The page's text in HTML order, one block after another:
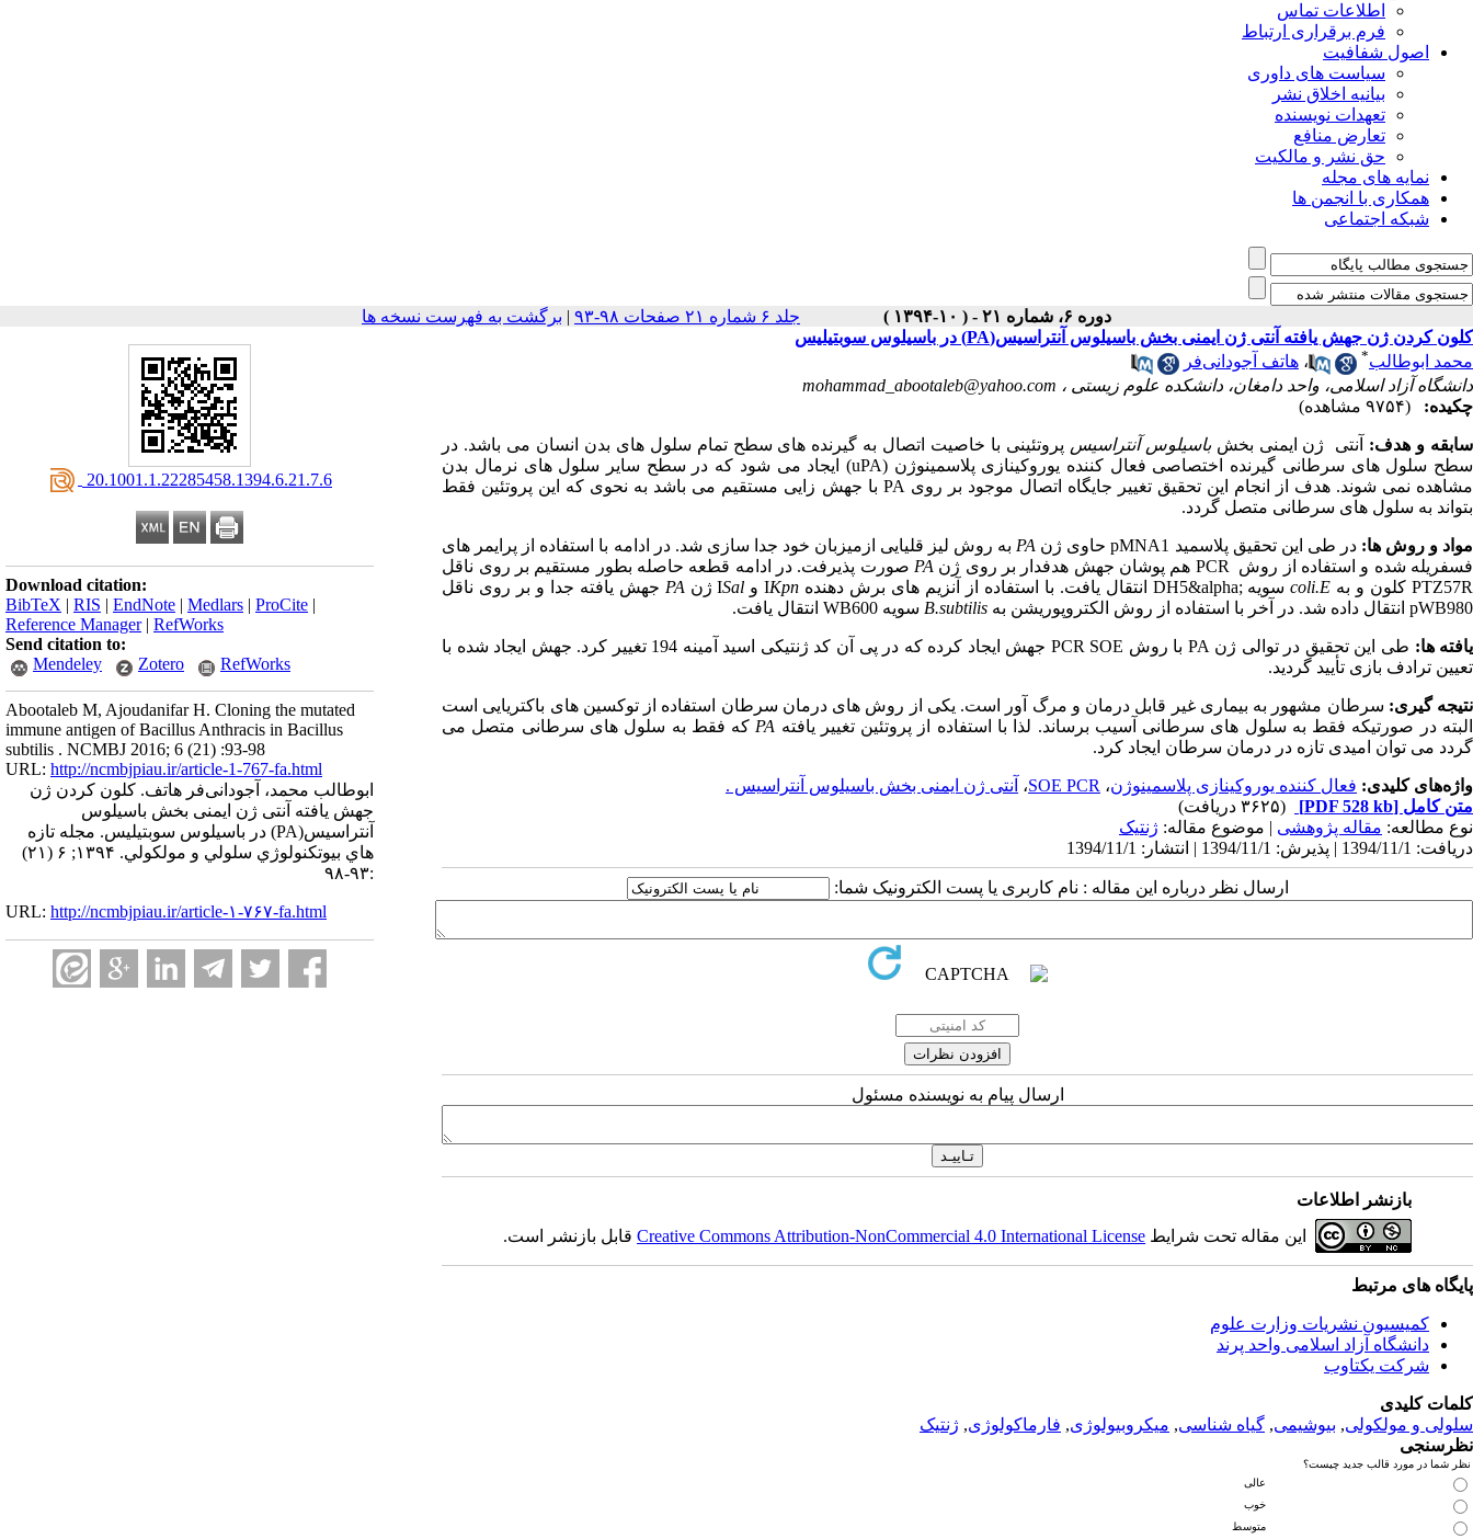
اطلاعات تماس
فرم برقراری ارتباط
اصول شفافیت
سیاست های داوری
بیانیه اخلاق نشر
تعهدات نویسنده
تعارض منافع
حق نشر و مالکیت
نمایه های مجله
همکاری با انجمن ها
شبکه اجتماعی
دوره ۶، شماره ۲۱ - ( ۱۰-۱۳۹۴ ) جلد ۶ شماره ۲۱ صفحات ۹۸-۹۳ | برگشت به فهرست نسخه ها
‎ 20.1001.1.22285458.1394.6.21.7.6
Download citation:
BibTeX | RIS | EndNote | Medlars | ProCite |
Reference Manager| RefWorks
Send citation to:
Mendeley
Zotero RefWorks
Abootaleb M, Ajoudanifar H. Cloning the mutated
immune antigen of Bacillus Anthracis in Bacillus
subtilis . NCMBJ 2016; 6 (21) :93-98
URL: http://ncmbjpiau.ir/article-1-767-fa.html
ابوطالب محمد، آجودانی‌فر هاتف. کلون کردن ژن
جهش یافته آنتی ژن ایمنی بخش باسیلوس
آنتراسیس(PA) در باسیلوس سوبتیلیس. مجله تازه
هاي بيوتكنولوژي سلولي و مولكولي. ۱۳۹۴; ۶ (۲۱)
:۹۳-۹۸
URL: http://ncmbjpiau.ir/article-۱-۷۶۷-fa.html
کلون کردن ژن جهش یافته آنتی ژن ایمنی بخش باسیلوس آنتراسیس(PA) در باسیلوس سوبتیلیس
محمد ابوطالب* ، هاتف آجودانی‌فر
دانشگاه آزاد اسلامی، واحد دامغان، دانشکده علوم زیستی ، mohammad_abootaleb@yahoo.com
چکیده:
(۹۷۵۴ مشاهده)
سابقه و هدف: آنتی ­ژن ایمنی بخشباسیلوس آنتراسیس پروتئینی با خاصیت اتصال به گیرنده­ های سطح تمام سلول­ های بدن انسان می باشد. در
سطح سلول ­های سرطانی گیرنده اختصاصی فعال کننده یوروکینازی پلاسمینوژن (uPA) ایجاد می ­شود که در سطح سایر سلول­ های نرمال بدن
مشاهده نمی ­شوند. هدف از انجام این تحقیق تغییر جایگاه اتصال موجود بر روی PA با جهش زایی مستقیم می باشد به نحوی که این پروتئین فقط
بتواند به سلول ­های سرطانی متصل گردد.
مواد و روش ­ها: در طی این تحقیق پلاسمید pMNA1حاوی ژن PA به روش لیز قلیایی ازمیزبان خود جدا سازی شد. در ادامه با استفاده از پرایمر های
فسفریله شده و استفاده از روش PCR هم ­پوشان جهش هدفدار بر روی ژن PA صورت پذیرفت. در ادامه قطعه حاصله بطور مستقیم بر روی ناقل
PTZ57Rکلون و به E
.
coliسویه DH5&alpha; انتقال یافت. با استفاده از آنزیم ­های برش دهنده Kpn
Iو Sal
Iژن PA جهش یافته جدا و بر روی ناقل
pWB980 انتقال داده شد. در آخر با استفاده از روش الکتروپوریشن به B.subtilis سویه WB600 انتقال یافت.
یافته ­ها: طی این تحقیق در توالی ژن PA با روش SOE
PCR
جهش ایجاد کرده که در پی آن کد ژنتیکی اسید ­آمینه 194 تغییر کرد. جهش ایجاد شده با
تعیین ترادف بازی تأیید گردید.
نتیجه­ گیری: سرطان مشهور به بیماری غیر قابل درمان و مرگ
آور است. یکی از روش­ های درمان سرطان استفاده از توکسین­ های باکتریایی است
البته در صورتی­که فقط به سلول ­های سرطانی آسیب برساند. لذا با استفاده از پروتئین تغییر یافته PA که فقط به سلول ­های سرطانی متصل می
گردد می توان امیدی تازه در درمان سرطان ایجاد کرد.
واژه‌های کلیدی: فعال کننده یوروکینازی پلاسمینوژن، SOE PCR، آنتی ‌ژن ایمنی بخش باسیلوس آنتراسیس .
متن کامل [PDF 528 kb]
(۳۶۲۵ دریافت)
نوع مطالعه: مقاله پژوهشی | موضوع مقاله: ژنتیک
دریافت: 1394/11/1 | پذیرش: 1394/11/1 | انتشار: 1394/11/1
ارسال نظر درباره این مقاله : نام کاربری یا پست الکترونیک شما:
ارسال پیام به نویسنده مسئول
بازنشر اطلاعات
این مقاله تحت شرایط Creative Commons Attribution-NonCommercial 4.0 International Licenseقابل بازنشر است.
پایگاه های مرتبط
کمیسیون نشریات وزارت علوم
دانشگاه آزاد اسلامی واحد پرند
شرکت یکتاوب
کلمات کلیدی
سلولی و مولکولی, بیوشیمی, گیاه شناسی, میکروبیولوژی, فارماکولوژی, ژنتیک
نظرسنجی
نظر شما در مورد قالب جدید چیست؟
عالی
خوب
متوسط